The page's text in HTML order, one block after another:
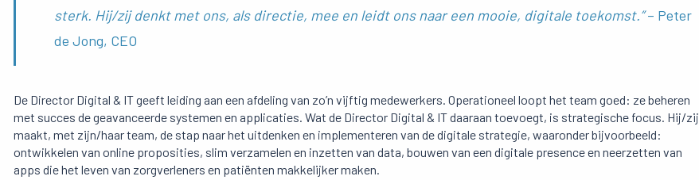
sterk. Hij/zij denkt met ons, als directie, mee en leidt ons naar een mooie, digitale toekomst.”– Peter
de Jong, CEO
De Director Digital & IT geeft leiding aan een afdeling van zo’n vijftig medewerkers. Operationeel loopt het team goed: ze beheren
met succes de geavanceerde systemen en applicaties. Wat de Director Digital & IT daaraan toevoegt, is strategische focus. Hij/zij
maakt, met zijn/haar team, de stap naar het uitdenken en implementeren van de digitale strategie, waaronder bijvoorbeeld:
ontwikkelen van online proposities, slim verzamelen en inzetten van data, bouwen van een digitale presence en neerzetten van
apps die het leven van zorgverleners en patiënten makkelijker maken.